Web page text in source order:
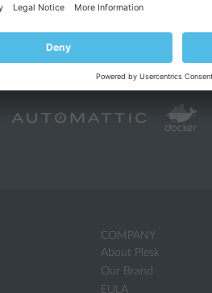
Git remoto . Questo scenario può
). Le modifiche vengono
nel sito web.
COMPANY
About Plesk
Our Brand
EULA